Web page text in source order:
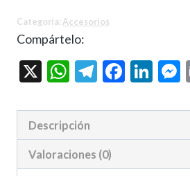
Confidencial
cantidad
Categoría: Accesorios
Compártelo:
X WhatsApp
Telegram
Descripción
Valoraciones (0)